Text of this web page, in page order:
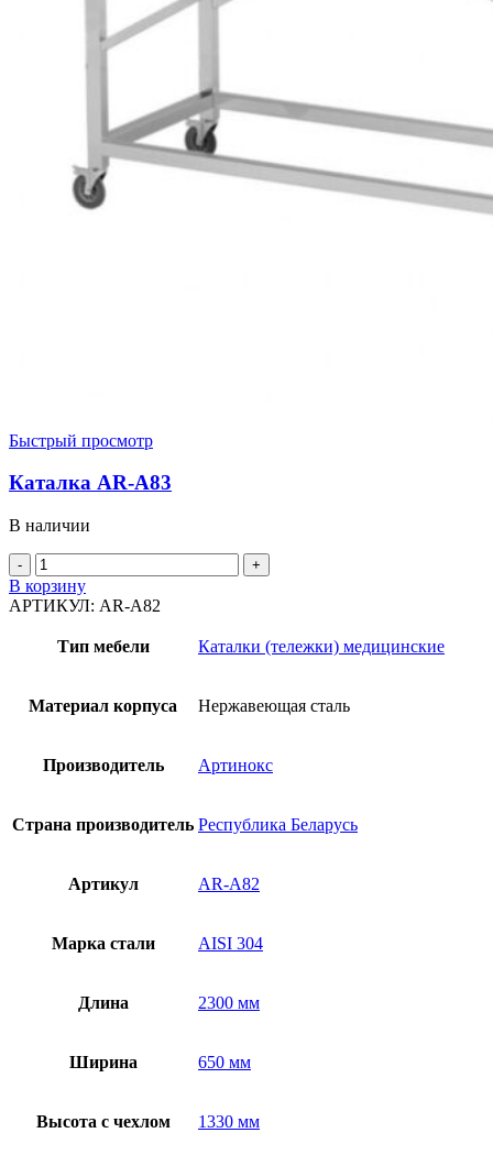
Быстрый просмотр
Каталка AR-A83
В наличии
Количество
товара
Каталка
A83
В корзину
АРТИКУЛ: AR-A82
Тип мебели Каталки (тележки) медицинские
Материал корпуса Нержавеющая сталь
Производитель Артинокс
Страна производитель Республика Беларусь
Артикул AR-A82
Марка стали AISI 304
Длина 2300 мм
Ширина 650 мм
Высота с чехлом 1330 мм